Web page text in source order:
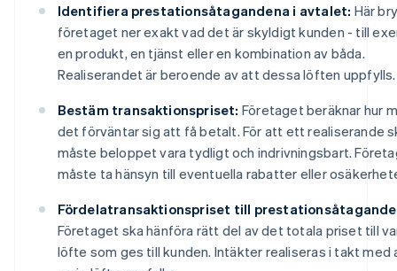
Identifiera prestationsåtagandena i avtalet: Här
företaget ner exakt vad det är skyldigt kunden - till
en produkt, en tjänst eller en kombination av båda.
Realiserandet är beroende av att dessa löften uppfylls.
Bestäm transaktionspriset: Företaget beräknar hur
det förväntar sig att få betalt. För att ett realiserande
måste beloppet vara tydligt och indrivningsbart.
måste ta hänsyn till eventuella rabatter eller
Fördelatransaktionspriset till
Företaget ska hänföra rätt del av det totala priset till
löfte som ges till kunden. Intäkter realiseras i takt med